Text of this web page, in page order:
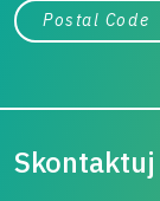
województwo